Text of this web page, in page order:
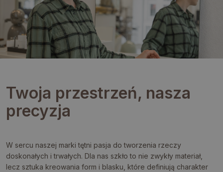
Twoja przestrzeń, nasza
precyzja
W sercu naszej marki tętni pasja do tworzenia rzeczy
doskonałych i trwałych. Dla nas szkło to nie zwykły materiał,
lecz sztuka kreowania form i blasku, które definiują charakter